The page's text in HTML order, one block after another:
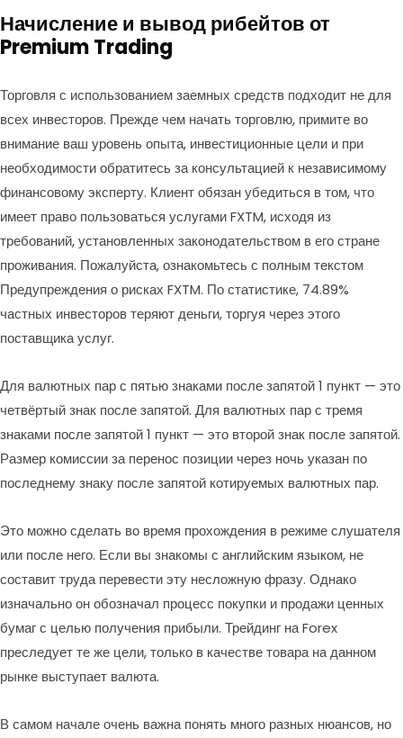
Начисление и вывод рибейтов от
Premium Trading
Торговля с использованием заемных средств подходит не для
всех инвесторов. Прежде чем начать торговлю, примите во
внимание ваш уровень опыта, инвестиционные цели и при
необходимости обратитесь за консультацией к независимому
финансовому эксперту. Клиент обязан убедиться в том, что
имеет право пользоваться услугами FXTM, исходя из
требований, установленных законодательством в его стране
проживания. Пожалуйста, ознакомьтесь с полным текстом
Предупреждения о рисках FXTM. По статистике, 74.89%
частных инвесторов теряют деньги, торгуя через этого
поставщика услуг.
Для валютных пар с пятью знаками после запятой 1 пункт — это
четвёртый знак после запятой. Для валютных пар с тремя
знаками после запятой 1 пункт — это второй знак после запятой.
Размер комиссии за перенос позиции через ночь указан по
последнему знаку после запятой котируемых валютных пар.
Это можно сделать во время прохождения в режиме слушателя
или после него. Если вы знакомы с английским языком, не
составит труда перевести эту несложную фразу. Однако
изначально он обозначал процесс покупки и продажи ценных
бумаг с целью получения прибыли. Трейдинг на Forex
преследует те же цели, только в качестве товара на данном
рынке выступает валюта.
В самом начале очень важна понять много разных нюансов, но